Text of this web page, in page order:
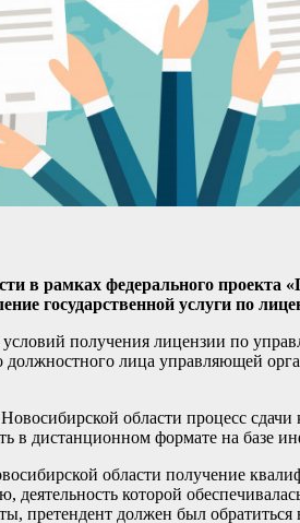
в рамках федерального проекта
государственной услуги по
получения лицензии по
должностного лица управляющей
области процесс
в дистанционном формате на
области получение
деятельность которой
претендент должен был